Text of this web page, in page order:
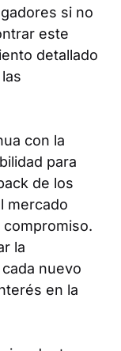
si no
este
detallado
con la
para
de los
mercado
la
nuevo
en la